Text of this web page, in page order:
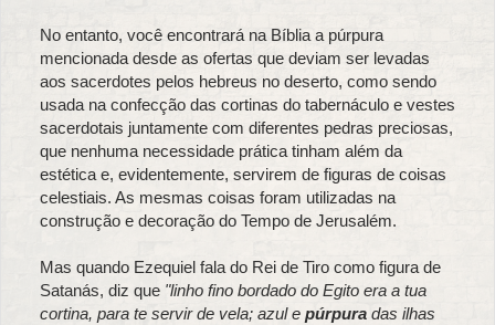
No entanto, você encontrará na Bíblia a púrpura
mencionada desde as ofertas que deviam ser levadas
aos sacerdotes pelos hebreus no deserto, como sendo
usada na confecção das cortinas do tabernáculo e vestes
sacerdotais juntamente com diferentes pedras preciosas,
que nenhuma necessidade prática tinham além da
estética e, evidentemente, servirem de figuras de coisas
celestiais. As mesmas coisas foram utilizadas na
construção e decoração do Tempo de Jerusalém.
Mas quando Ezequiel fala do Rei de Tiro como figura de
Satanás, diz que "linho fino bordado do Egito era a tua
cortina, para te servir de vela; azul e púrpura das ilhas